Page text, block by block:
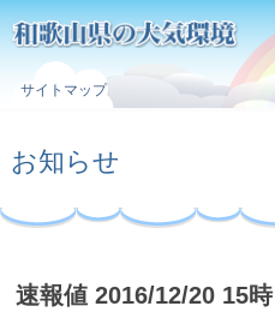
サイトマップ
お知らせ
速報値 2016/12/20 15時